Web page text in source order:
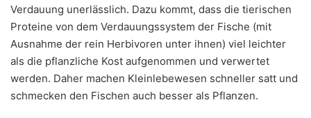
Verdauung unerlässlich. Dazu kommt, dass die tierischen
Proteine von dem Verdauungssystem der Fische (mit
Ausnahme der rein Herbivoren unter ihnen) viel leichter
als die pflanzliche Kost aufgenommen und verwertet
werden. Daher machen Kleinlebewesen schneller satt und
schmecken den Fischen auch besser als Pflanzen.